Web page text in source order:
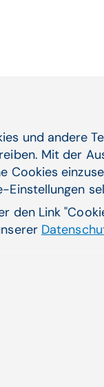
und andere
Mit der
Cookies
Einstellungen
den Link